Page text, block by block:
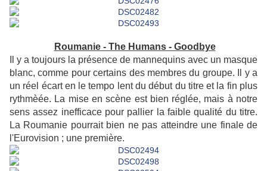
Roumanie - The Humans - Goodbye
Il y a toujours la présence de mannequins avec un masque
blanc, comme pour certains des membres du groupe. Il y a
un réel écart en le tempo lent du début du titre et la fin plus
rythmèée. La mise en scène est bien réglée, mais à notre
sens assez inefficace pour pallier la faible qualité du titre.
La Roumanie pourrait bien ne pas atteindre une finale de
l'Eurovision ; une première.